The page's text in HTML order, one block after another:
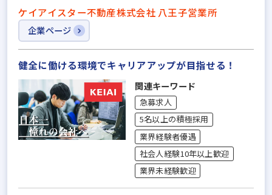
ケイアイスター不動産株式会社 八王子営業所
企業ページ
健全に働ける環境でキャリアアップが目指せる！
関連キーワード
急募求人
5名以上の積極採用
業界経験者優遇
社会人経験10年以上歓迎
業界未経験歓迎